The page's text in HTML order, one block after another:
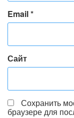
Email*
Сайт
Сохранить
браузере для